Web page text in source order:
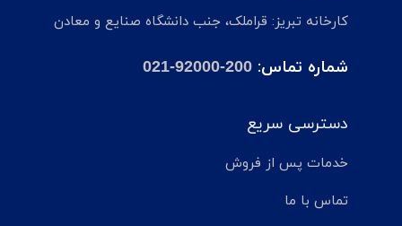
کارخانه تبریز: قراملک، جنب دانشگاه صنایع و معادن
شماره تماس: 021-92000-200
دسترسی سریع
خدمات پس از فروش
تماس با ما